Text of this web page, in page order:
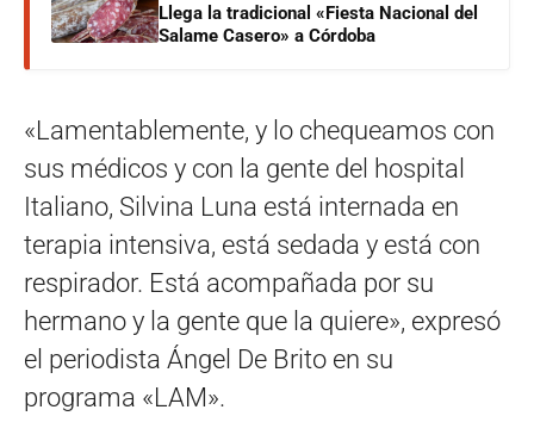
Llega la tradicional «Fiesta Nacional del
Salame Casero» a Córdoba
«Lamentablemente, y lo chequeamos con
sus médicos y con la gente del hospital
Italiano, Silvina Luna está internada en
terapia intensiva, está sedada y está con
respirador. Está acompañada por su
hermano y la gente que la quiere», expresó
el periodista Ángel De Brito en su
programa «LAM».